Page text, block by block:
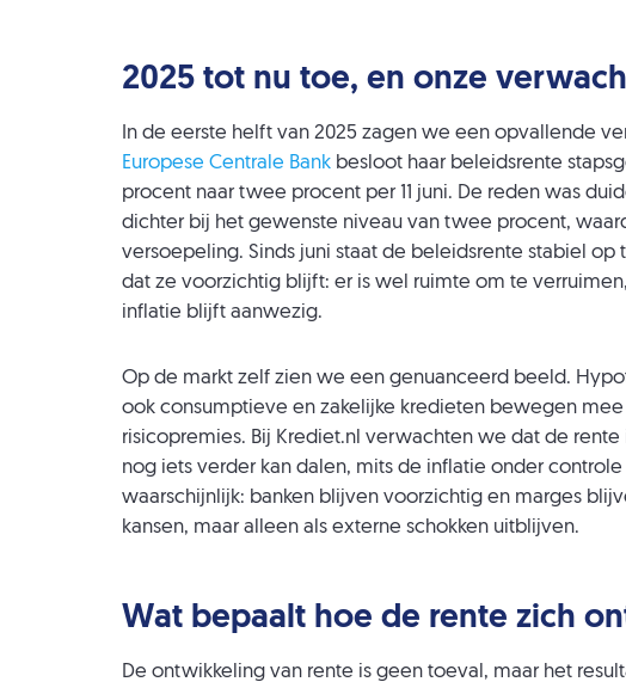
2025 tot nu toe, en onze
In de eerste helft van 2025 zagen we een opvallende
Europese Centrale Bank besloot haar beleidsrente
procent naar twee procent per 11 juni. De reden was
dichter bij het gewenste niveau van twee procent,
versoepeling. Sinds juni staat de beleidsrente stabiel op
dat ze voorzichtig blijft: er is wel ruimte om te
inflatie blijft aanwezig.
Op de markt zelf zien we een genuanceerd beeld.
ook consumptieve en zakelijke kredieten bewegen
risicopremies. Bij Krediet.nl verwachten we dat de
nog iets verder kan dalen, mits de inflatie onder
waarschijnlijk: banken blijven voorzichtig en marges
kansen, maar alleen als externe schokken uitblijven.
Wat bepaalt hoe de rente zich
De ontwikkeling van rente is geen toeval, maar het